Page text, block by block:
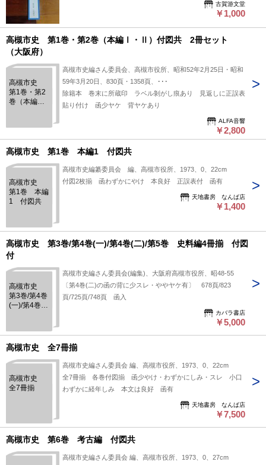
古賀游文堂
￥1,000
高槻市史 第1巻・第2巻（本編Ⅰ・Ⅱ）付図共 2冊セット
（大阪府）
高槻市史
第1巻・第2
巻（本編
ット （大
阪府）
高槻市史編さん委員会、高槻市役所、昭和52年2月25日・昭和
59年3月20日、830頁・1358頁、･･･
除籍本 巻末に所蔵印 ラベル剝がし痕あり 見返しに正誤表
貼り付け 函少ヤケ 背ヤケあり
ALFA音響
￥2,800
高槻市史 第1巻 本編1 付図共
高槻市史
第1巻 本編
1 付図共
高槻市史編纂委員会 編、高槻市役所、1973、0、22cm
付図2枚揃 函わずかにやけ 本良好 正誤表付 函有
天地書房 なんば店
￥1,400
高槻市史 第3巻/第4巻(一)/第4巻(二)/第5巻 史料編4冊揃 付図
付
高槻市史
第3巻/第4巻
(一)/第4巻
揃 付図
付
高槻市史編さん委員会(編集)、大阪府高槻市役所、昭48-55
〔第4巻(二)の函の背に少スレ・ややヤケ有〕 678頁/823
頁/725頁/748頁 函入
カバラ書店
￥5,000
高槻市史 全7冊揃
高槻市史
全7冊揃
高槻市史編さん委員会 編、高槻市役所、1973、0、22cm
全7冊揃 各巻付図揃 函少やけ・わずかにしみ・スレ 小口
わずかに経年しみ 本文は良好 函有
天地書房 なんば店
￥7,500
高槻市史 第6巻 考古編 付図共
高槻市史編さん委員会 編、高槻市役所、1973、0、27cm